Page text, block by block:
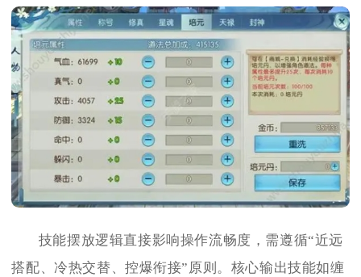
技能摆放逻辑直接影响操作流畅度，需遵循“近远
搭配、冷热交替、控爆衔接”原则。核心输出技能如缠